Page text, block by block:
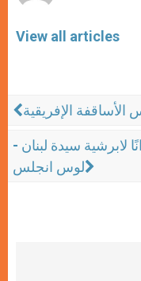
View all articles
الإفريقية
لابرشية سيدة لبنان -
لوس انجلس